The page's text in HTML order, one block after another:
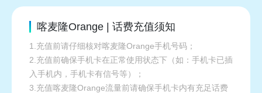
喀麦隆Orange | 话费充值须知
1.充值前请仔细核对喀麦隆Orange手机号码；
2.充值前确保手机卡在正常使用状态下（如：手机卡已插
入手机内，手机卡有信号等）；
3.充值喀麦隆Orange流量前请确保手机卡内有充足话费